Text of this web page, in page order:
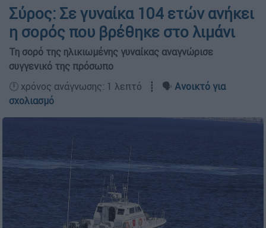
Σύρος: Σε γυναίκα 104 ετών ανήκει
η σορός που βρέθηκε στο λιμάνι
Τη σορό της ηλικιωμένης γυναίκας αναγνώρισε
συγγενικό της πρόσωπο
🕛 χρόνος ανάγνωσης: 1 λεπτό ┋ 🗣️ Ανοικτό για
σχολιασμό